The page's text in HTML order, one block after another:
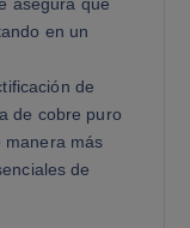
en un
de
de cobre puro
manera más
de